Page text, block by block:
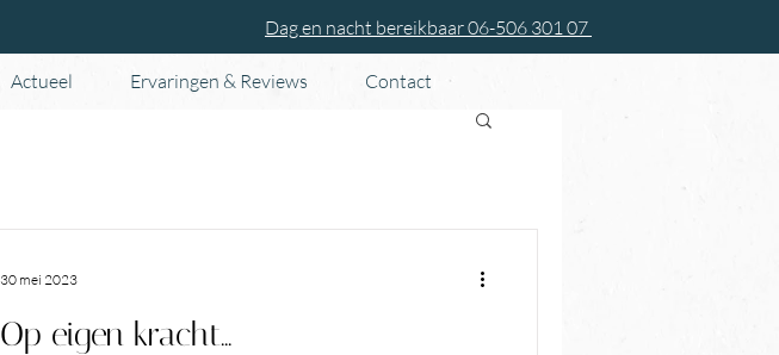
Dag en nacht bereikbaar 06-506 301 07
Actueel Ervaringen & Reviews Contact
Op eigen kracht...
30 mei 2023